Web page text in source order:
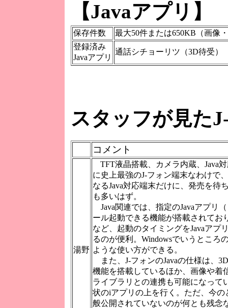
【Javaアプリ】
保存件数
最大50件または650KB（画像
登録済み
Javaアプリ
通話シチョーリツ（3D待受）
スタッフが見た
コメント
湯野
TFT液晶搭載、カメラ内蔵、Java
に史上最強のJ-フォン端末なわけで
なるJava対応端末だけに、発売を待
も多いはず。
Java関連では、指定のJavaアプリ
ール起動できる機能が搭載されてお
など、起動のタイミングをJavaアプ
るのが便利。Windowsでいうところ
ような使い方ができる。
また、J-フォンのJavaの仕様は、
機能を搭載しているほか、画像や着
ライブラリとの連携も可能になって
状のiアプリの上を行く。ただ、今
般公開されていないのが何とも残念